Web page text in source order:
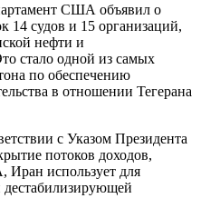
США объявил о
14 судов и 15 организаций,
нефти и
стало одной из самых
по обеспечению
в отношении Тегерана
с Указом Президента
потоков доходов,
использует для
дестабилизирующей